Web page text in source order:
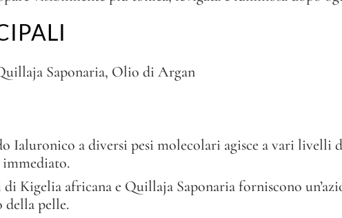
Saponaria, Olio di Argan
Ialuronico a diversi pesi molecolari agisce a vari livelli
Kigelia africana e Quillaja Saponaria forniscono
pelle.